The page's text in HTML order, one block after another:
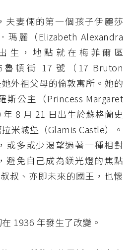
夫妻倆的第一個孩子伊麗莎
瑪麗（Elizabeth Alexandra
生，地點就在梅菲爾區
魯頓街 17 號（17 Bruton
外祖父母的倫敦寓所。她的
斯公主（Princess Margaret
年 8 月 21 日出生於蘇格蘭史
米城堡（Glamis Castle）。
或多或少渴望過著一種相對
避免自己成為鎂光燈的焦點
叔、亦即未來的國王，也懷
1936 年發生了改變。